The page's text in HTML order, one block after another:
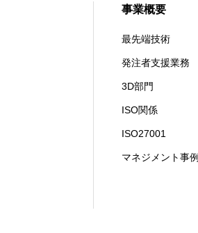
事業概要
最先端技術
発注者支援業務
3D部門
ISO関係
ISO27001
マネジメント事例